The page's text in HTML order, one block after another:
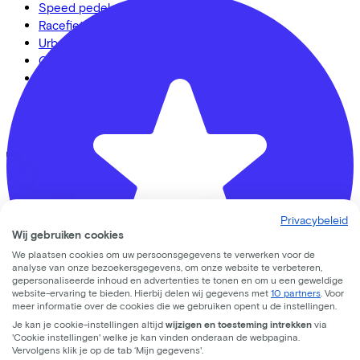
Speed pedelecs
Racefietsen
Urban fietsen
Gravelbikes
Nederlands
Back to top
© Lease a Bike. All Rights Reserved.
Privacy statement
Cookie statement
Cookie instellingen
Gebruiksvoorwaarden
Privacybeleid
Wij gebruiken cookies
We plaatsen cookies om uw persoonsgegevens te verwerken voor de
analyse van onze bezoekersgegevens, om onze website te verbeteren,
gepersonaliseerde inhoud en advertenties te tonen en om u een geweldige
website-ervaring te bieden. Hierbij delen wij gegevens met 10 partners . Voor
meer informatie over de cookies die we gebruiken opent u de instellingen.
Je kan je cookie-instellingen altijd wijzigen en toesteming intrekken via
'Cookie instellingen' welke je kan vinden onderaan de webpagina.
Vervolgens klik je op de tab ‘Mijn gegevens'.